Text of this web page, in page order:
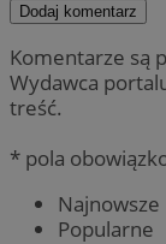
Dodaj komentarz
Komentarze są
Wydawca
treść.
* pola
Najnowsze
Popularne